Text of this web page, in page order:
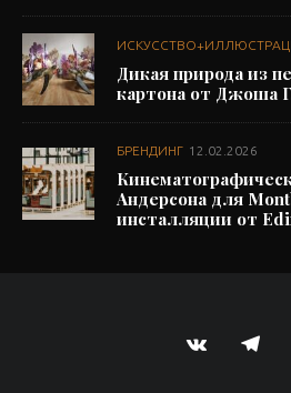
Дикая природа из
картона от Джоша
БРЕНДИНГ 12.02.2026
Андерсона для
инсталляции от